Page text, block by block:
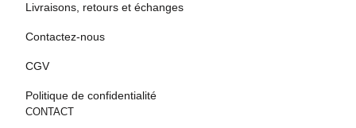
Livraisons, retours et échanges
Contactez-nous
CGV
Politique de confidentialité
CONTACT